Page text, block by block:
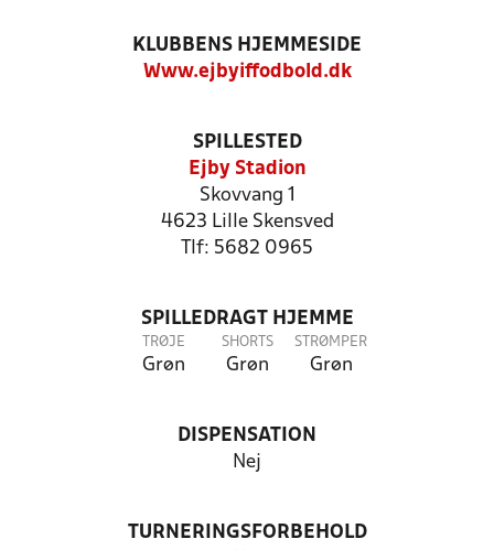
KLUBBENS HJEMMESIDE
Www.ejbyiffodbold.dk
SPILLESTED
Ejby Stadion
Skovvang 1
4623 Lille Skensved
Tlf: 5682 0965
SPILLEDRAGT HJEMME
TRØJE
Grøn
SHORTS
Grøn
STRØMPER
Grøn
DISPENSATION
Nej
TURNERINGSFORBEHOLD